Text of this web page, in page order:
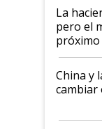
La
pero el
China y
cambiar